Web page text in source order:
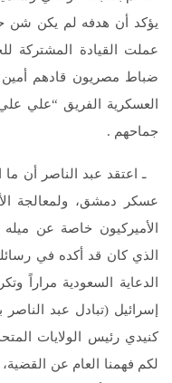
يؤكد أن هدفه لم يكن شن
عملت القيادة المشتركة
ضباط مصريون قادهم أمين
العسكرية الفريق “علي
جماحهم .
ـ اعتقد عبد الناصر أن ما
عسكر دمشق، ولمعالجة
الأميركيون خاصة عن
الدعاية السعودية مراراً
كنيدي رئيس الولايات
لكم فهمنا العام عن